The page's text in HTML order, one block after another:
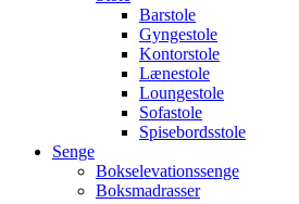
Barstole
Gyngestole
Kontorstole
Lænestole
Loungestole
Sofastole
Spisebordsstole
Senge
Bokselevationssenge
Boksmadrasser